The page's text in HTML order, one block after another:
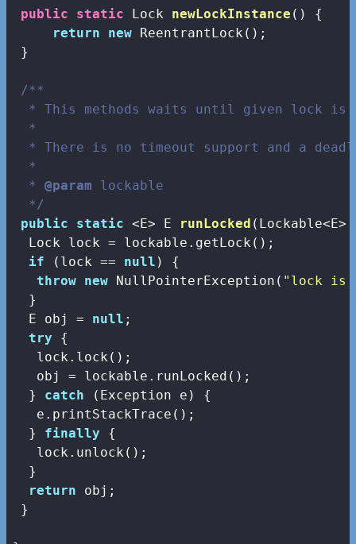
public static Lock newLockInstance ()
{
return
new ReentrantLock();
}
/**
* This methods waits until given lock is
  *
* There is no timeout support and a
  *
  *
@param lockable
  */
public
static <E> E runLocked
  Lock lock = lockable.getLock();
if (lock == null ) {
throw new NullPointerException( "lock is
  }
  E obj =
null ;
try {
   lock.lock();
   obj = lockable.runLocked();
  }
catch (Exception e) {
   e.printStackTrace();
  }
finally {
   lock.unlock();
  }
return obj;
}